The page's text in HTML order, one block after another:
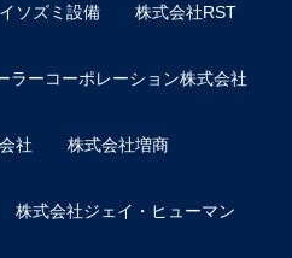
イソズミ設備 株式会社RST
ラーコーポレーション株式会社
社 株式会社増商
株式会社ジェイ・ヒューマン